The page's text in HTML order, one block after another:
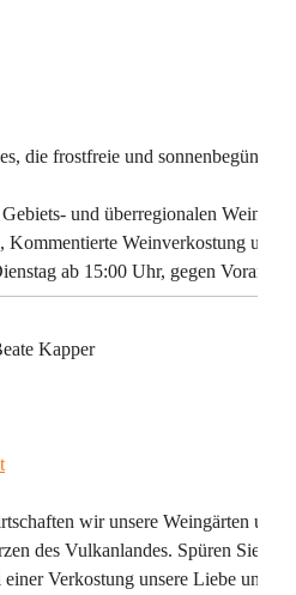
die frostfreie und
und überregionalen
Kommentierte Weinverkostung und
ab 15:00 Uhr, gegen
Kapper
wir unsere Weingärten
des Vulkanlandes. Spüren Sie
Verkostung unsere Liebe und